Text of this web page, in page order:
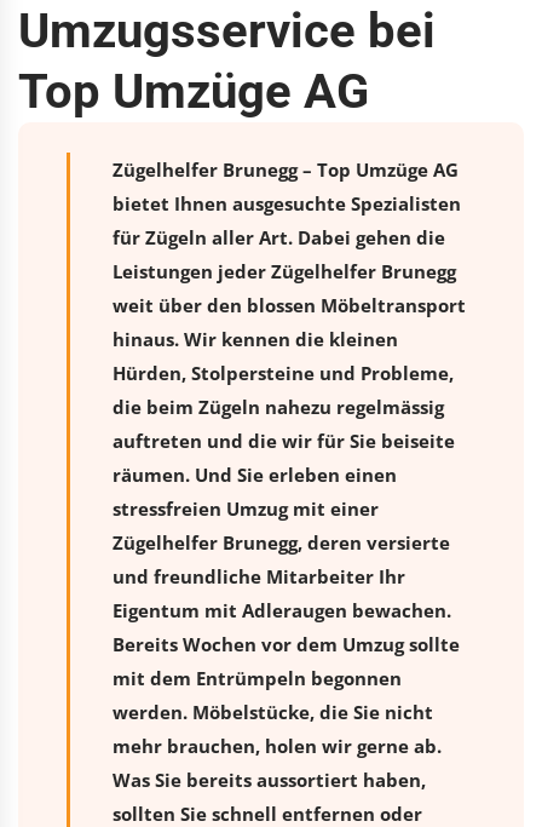
Umzugsservice bei
Top Umzüge AG
Zügelhelfer Brunegg – Top Umzüge AG
bietet Ihnen ausgesuchte Spezialisten
für Zügeln aller Art. Dabei gehen die
Leistungen jeder Zügelhelfer Brunegg
weit über den blossen Möbeltransport
hinaus. Wir kennen die kleinen
Hürden, Stolpersteine und Probleme,
die beim Zügeln nahezu regelmässig
auftreten und die wir für Sie beiseite
räumen. Und Sie erleben einen
stressfreien Umzugmit einer
Zügelhelfer Brunegg, deren versierte
und freundliche Mitarbeiter Ihr
Eigentum mit Adleraugen bewachen.
Bereits Wochen vor dem Umzug sollte
mit dem Entrümpeln begonnen
werden. Möbelstücke, die Sie nicht
mehr brauchen, holen wir gerne ab.
Was Sie bereits aussortiert haben,
sollten Sie schnell entfernen oder